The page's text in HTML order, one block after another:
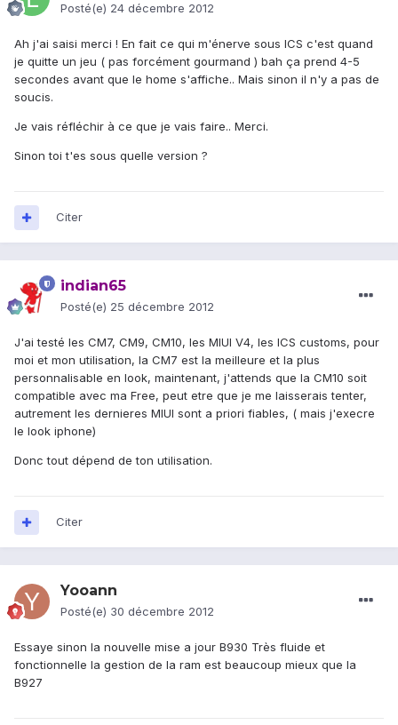
Posté(e) 24 décembre 2012
Ah j'ai saisi merci ! En fait ce qui m'énerve sous ICS c'est quand
je quitte un jeu ( pas forcément gourmand ) bah ça prend 4-5
secondes avant que le home s'affiche.. Mais sinon il n'y a pas de
soucis.
Je vais réfléchir à ce que je vais faire.. Merci.
Sinon toi t'es sous quelle version ?
Citer
indian65
Posté(e) 25 décembre 2012
J'ai testé les CM7, CM9, CM10, les MIUI V4, les ICS customs, pour
moi et mon utilisation, la CM7 est la meilleure et la plus
personnalisable en look, maintenant, j'attends que la CM10 soit
compatible avec ma Free, peut etre que je me laisserais tenter,
autrement les dernieres MIUI sont a priori fiables, ( mais j'execre
le look iphone)
Donc tout dépend de ton utilisation.
Citer
Yooann
Posté(e) 30 décembre 2012
Essaye sinon la nouvelle mise a jour B930 Très fluide et
fonctionnelle la gestion de la ram est beaucoup mieux que la
B927